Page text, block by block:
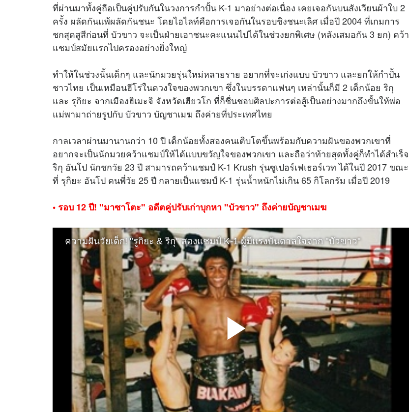
ที่ผ่านมาทั้งคู่ถือเป็นคู่ปรับกันในวงการกำปั้น K-1 มาอย่างต่อเนื่อง เคยเจอกันบนสังเวียนผ้าใบ 2
ครั้ง ผลัดกันแพ้ผลัดกันชนะ โดยไฮไลท์คือการเจอกันในรอบชิงชนะเลิศ เมื่อปี 2004 ที่เกมการ
ชกสุดสูสีก่อนที่ บัวขาว จะเป็นฝ่ายเอาชนะคะแนนไปได้ในช่วงยกพิเศษ (หลังเสมอกัน 3 ยก) คว้า
แชมป์สมัยแรกไปครองอย่างยิ่งใหญ่
ทำให้ในช่วงนั้นเด็กๆ และนักมวยรุ่นใหม่หลายราย อยากที่จะเก่งแบบ บัวขาว และยกให้กำปั้น
ชาวไทย เป็นเหมือนฮีโร่ในดวงใจของพวกเขา ซึ่งในบรรดาแฟนๆ เหล่านั้นก็มี 2 เด็กน้อย ริกุ
และ รุกิยะ จากเมืองฮิเมะจิ จังหวัดเฮียวโก ที่ก็ชื่นชอบศิลปะการต่อสู้เป็นอย่างมากถึงขั้นให้พ่อ
แม่พามาถ่ายรูปกับ บัวขาว บัญชาเมฆ ถึงค่ายที่ประเทศไทย
กาลเวลาผ่านมานานกว่า 10 ปี เด็กน้อยทั้งสองคนเติบโตขึ้นพร้อมกับความฝันของพวกเขาที่
อยากจะเป็นนักมวยคว้าแชมป์ให้ได้แบบขวัญใจของพวกเขา และถือว่าท้ายสุดทั้งคู่ก็ทำได้สำเร็จ
ริกุ อันโป นักชกวัย 23 ปี สามารถคว้าแชมป์ K-1 Krush รุ่นซูเปอร์เฟเธอร์เวท ได้ในปี 2017 ขณะ
ที่ รุกิยะ อันโป คนพี่วัย 25 ปี กลายเป็นแชมป์ K-1 รุ่นน้ำหนักไม่เกิน 65 กิโลกรัม เมื่อปี 2019
• รอบ 12 ปี! "มาซาโตะ" อดีตคู่ปรับเก่าบุกหา "บัวขาว" ถึงค่ายบัญชาเมฆ